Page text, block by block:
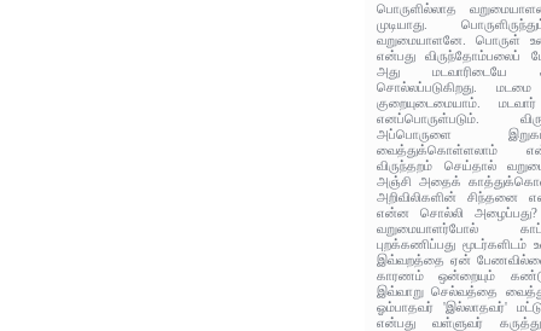
பொருளில்லாத
முடியாது.
வறுமையாளனே. பொருள்
என்பது விருந்தோம்பலைப்
அது மடவாரிடையே
சொல்லப்படுகிறது.
குறையுடைமையாம்.
எனப்பொருள்படும்.
அப்பொருளை
வைத்துக்கொள்ளலாம்
விருந்தறம் செய்தால்
அஞ்சி அதைக்
அறிவிலிகளின் சிந்தனை
என்ன சொல்லி அழைப்பது?
வறுமையாளர்போல்
புறக்கணிப்பது
இவ்வறத்தை ஏன் பேணவில்லை
காரணம் ஒன்றையும்
இவ்வாறு செல்வத்தை
ஓம்பாதவர் 'இல்லாதவர்'
என்பது வள்ளுவர்